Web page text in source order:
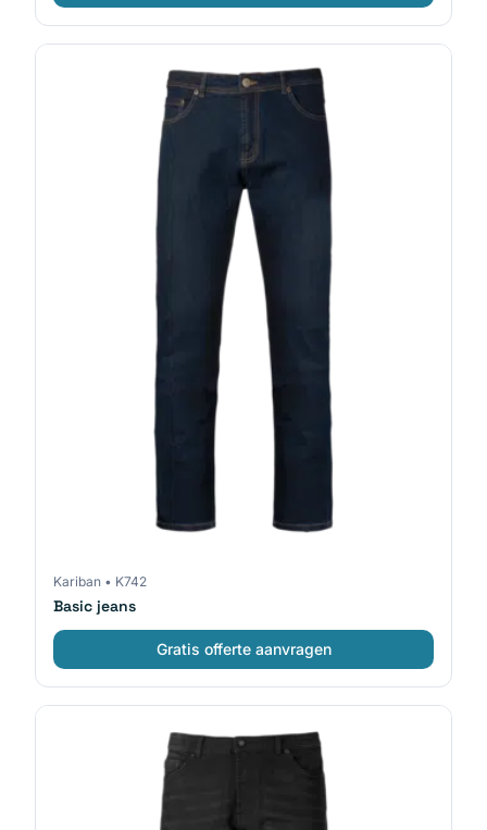
Kariban • K742
Basic jeans
Gratis offerte aanvragen